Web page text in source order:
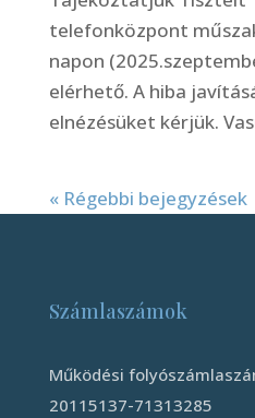
telefonközpont
napon
elérhető. A hiba
elnézésüket kérjük.
« Régebbi bejegyzések
Számlaszámok
Működési
20115137-71313285